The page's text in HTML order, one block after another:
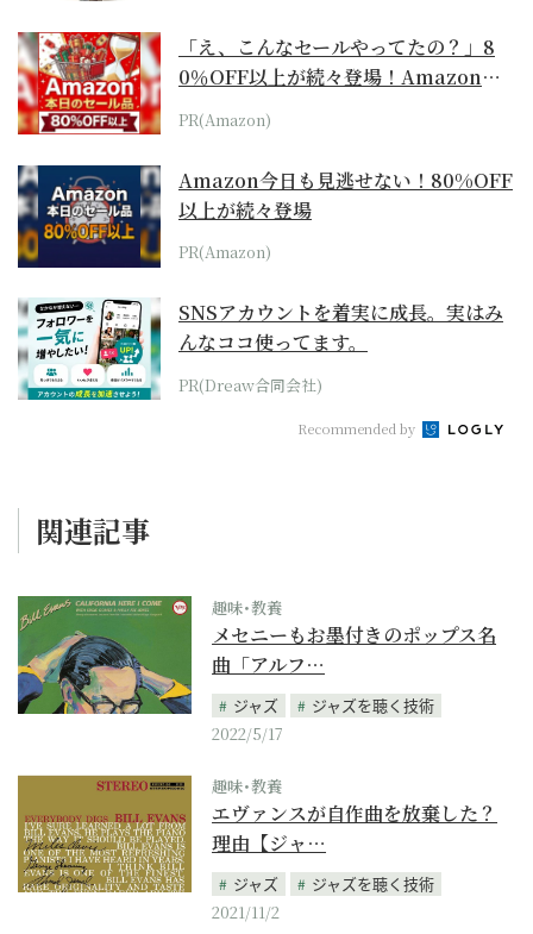
「え、こんなセールやってたの？」8
0％OFF以上が続々登場！Amazonの
本気が...
PR(Amazon)
Amazon今日も見逃せない！80%OFF
以上が続々登場
PR(Amazon)
SNSアカウントを着実に成長。実はみ
んなココ使ってます。
PR(Dreaw合同会社)
Recommended by
関連記事
趣味･教養
メセニーもお墨付きのポップス名
曲「アルフ…
ジャズ
ジャズを聴く技術
2022/5/17
趣味･教養
エヴァンスが自作曲を放棄した？
理由【ジャ…
ジャズ
ジャズを聴く技術
2021/11/2